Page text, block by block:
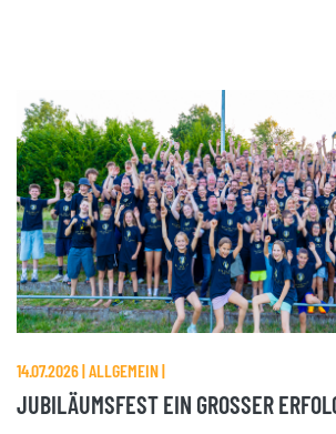
14.07.2026 | ALLGEMEIN |
JUBILÄUMSFEST EIN GROSSER ERFOLG